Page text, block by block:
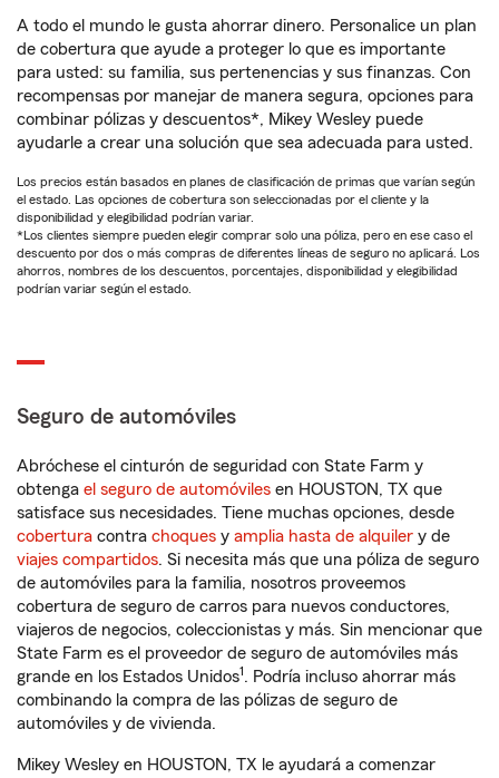
A todo el mundo le gusta ahorrar dinero. Personalice un plan
de cobertura que ayude a proteger lo que es importante
para usted: su familia, sus pertenencias y sus finanzas. Con
recompensas por manejar de manera segura, opciones para
combinar pólizas y descuentos*, Mikey Wesley puede
ayudarle a crear una solución que sea adecuada para usted.
Los precios están basados en planes de clasificación de primas que varían según
el estado. Las opciones de cobertura son seleccionadas por el cliente y la
disponibilidad y elegibilidad podrían variar.
*Los clientes siempre pueden elegir comprar solo una póliza, pero en ese caso el
descuento por dos o más compras de diferentes líneas de seguro no aplicará. Los
ahorros, nombres de los descuentos, porcentajes, disponibilidad y elegibilidad
podrían variar según el estado.
Seguro de automóviles
Abróchese el cinturón de seguridad con State Farm y
obtenga el seguro de automóviles en HOUSTON, TX que
satisface sus necesidades. Tiene muchas opciones, desde
cobertura contra choques y amplia hasta de alquiler y de
viajes compartidos. Si necesita más que una póliza de seguro
de automóviles para la familia, nosotros proveemos
cobertura de seguro de carros para nuevos conductores,
viajeros de negocios, coleccionistas y más. Sin mencionar que
State Farm es el proveedor de seguro de automóviles más
grande en los Estados Unidos1. Podría incluso ahorrar más
combinando la compra de las pólizas de seguro de
automóviles y de vivienda.
Mikey Wesley en HOUSTON, TX le ayudará a comenzar